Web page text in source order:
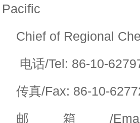
Pacific
Chief of Regional
电话/Tel: 86-10-
传真/Fax: 86-10-
邮箱/